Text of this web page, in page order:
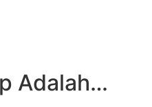
Adalah…